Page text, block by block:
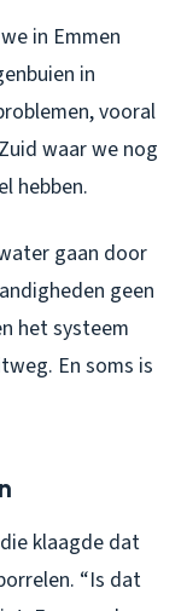
in Emmen
in
vooral
waar we nog
hebben.
gaan door
geen
het systeem
En soms is
klaagde dat
“Is dat